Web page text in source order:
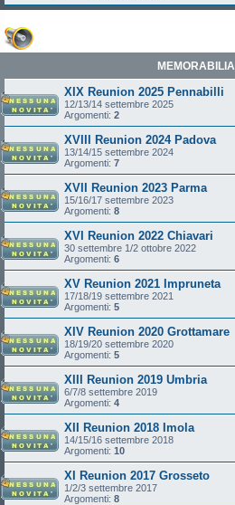
MEMORABILIA
XIX Reunion 2025 Pennabilli
12/13/14 settembre 2025
Argomenti: 2
XVIII Reunion 2024 Padova
13/14/15 settembre 2024
Argomenti: 7
XVII Reunion 2023 Parma
15/16/17 settembre 2023
Argomenti: 8
XVI Reunion 2022 Chiavari
30 settembre 1/2 ottobre 2022
Argomenti: 6
XV Reunion 2021 Impruneta
17/18/19 settembre 2021
Argomenti: 5
XIV Reunion 2020 Grottamare
18/19/20 settembre 2020
Argomenti: 5
XIII Reunion 2019 Umbria
6/7/8 settembre 2019
Argomenti: 4
XII Reunion 2018 Imola
14/15/16 settembre 2018
Argomenti: 10
XI Reunion 2017 Grosseto
1/2/3 settembre 2017
Argomenti: 8